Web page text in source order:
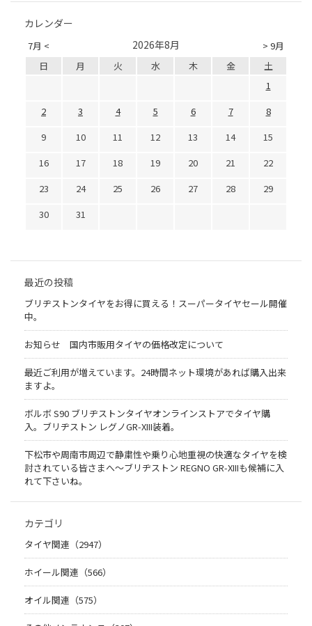
カレンダー
7月 < > 9月
2026年8月
日 月 火 水 木 金
土
1
2
3 4 5 6 7
8
9
10 11 12 13 14
15
16
17 18 19 20 21
22
23
24 25 26 27 28
29
30
31
最近の投稿
ブリヂストンタイヤをお得に買える！スーパータイヤセール開催
中。
お知らせ 国内市販用タイヤの価格改定について
最近ご利用が増えています。24時間ネット環境があれば購入出来
ますよ。
ボルボ S90 ブリヂストンタイヤオンラインストアでタイヤ購
入。ブリヂストン レグノGR-XIII装着。
下松市や周南市周辺で静粛性や乗り心地重視の快適なタイヤを検
討されている皆さまへ〜ブリヂストン REGNO GR-XIIIも候補に入
れて下さいね。
カテゴリ
タイヤ関連（2947）
ホイール関連（566）
オイル関連（575）